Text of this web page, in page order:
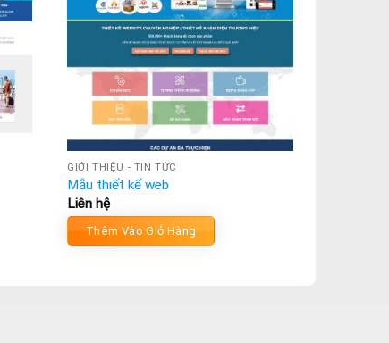
GIỚI THIỆU - TIN TỨC
Mẫu thiết kế web
Liên hệ
Thêm Vào Giỏ Hàng